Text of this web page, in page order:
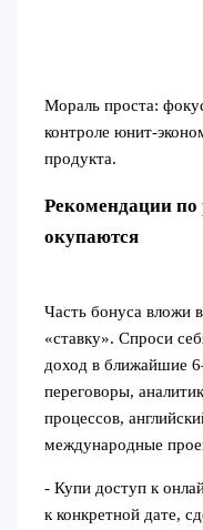
Мораль проста:
контроле
продукта.
Рекомендации
окупаются
Часть бонуса вложи
«ставку». Спроси
доход в ближайшие
переговоры,
процессов,
международные
- Купи доступ к
к конкретной дате,